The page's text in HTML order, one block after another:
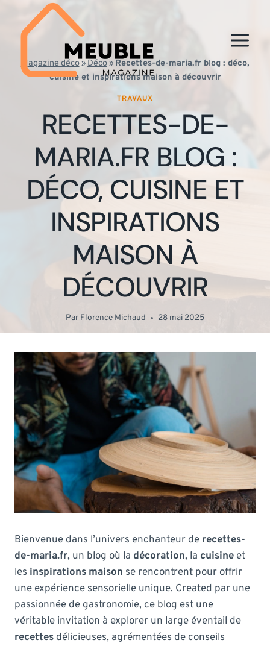
contenu
Magazine déco»Déco» Recettes-de-maria.fr blog : déco,
cuisine et inspirations maison à découvrir
TRAVAUX
RECETTES-DE-
MARIA.FR BLOG :
DÉCO, CUISINE ET
INSPIRATIONS
MAISON À
DÉCOUVRIR
Par Florence Michaud 28 mai 2025
Bienvenue dans l’univers enchanteur de recettes-
de-maria.fr, un blog où la décoration, la cuisine et
les inspirations maison se rencontrent pour offrir
une expérience sensorielle unique. Created par une
passionnée de gastronomie, ce blog est une
véritable invitation à explorer un large éventail de
recettes délicieuses, agrémentées de conseils